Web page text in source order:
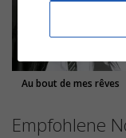
Au bout de mes rêves
Empfohlene